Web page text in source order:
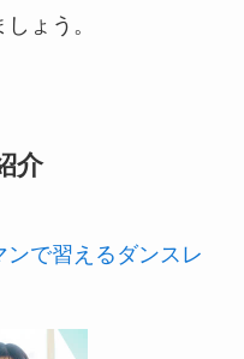
ょう。
介
で習えるダンスレ